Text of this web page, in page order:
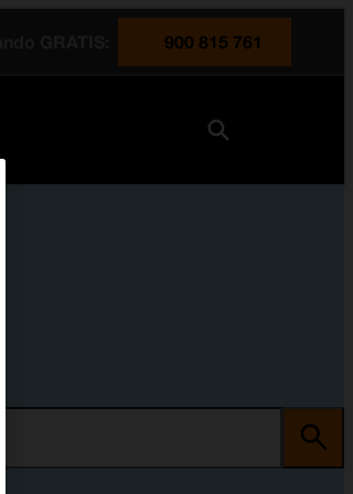
900 815 761